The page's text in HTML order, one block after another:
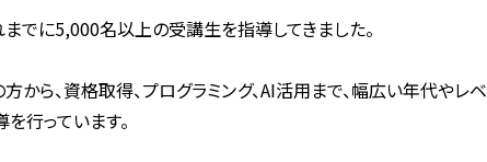
でに5,000名以上の受講生を指導してきました。
から、資格取得、プログラミング、AI活用まで、幅広い年代やレベ
行っています。